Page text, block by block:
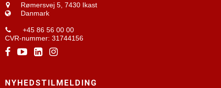
Rømersvej 5, 7430 Ikast
Danmark
+45 86 56 00 00
CVR-nummer: 31744156
NYHEDSTILMELDING